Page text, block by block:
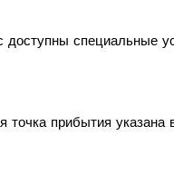
доступны специальные
точка прибытия указана